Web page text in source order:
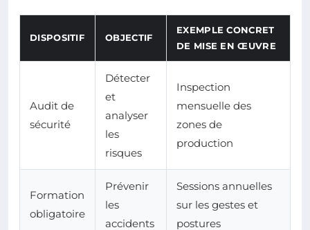
DISPOSITIF OBJECTIF
EXEMPLE CONCRET
DE MISE EN ŒUVRE
Audit de
sécurité
Détecter
et
analyser
les
risques
Inspection
mensuelle des
zones de
production
Formation
obligatoire
Prévenir
les
accidents
Sessions annuelles
sur les gestes et
postures